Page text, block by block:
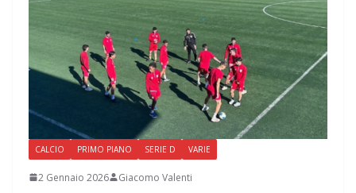
CALCIO PRIMO PIANO SERIE D VARIE
2 Gennaio 2026 Giacomo Valenti